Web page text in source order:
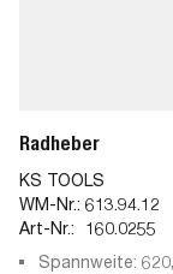
Radheber
KS TOOLS
WM-Nr.: 613.94.12
Art-Nr.:
160.0255
Spannweite: